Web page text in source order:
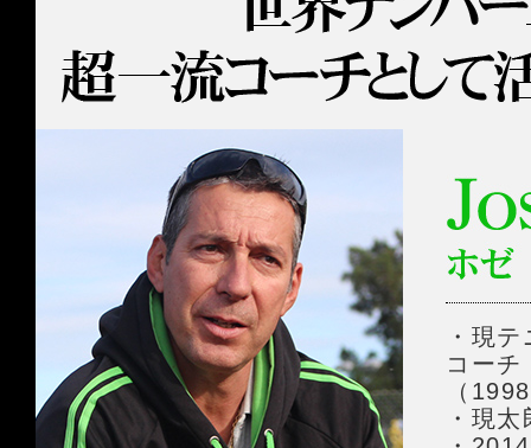
・現
コーチ
（
・現